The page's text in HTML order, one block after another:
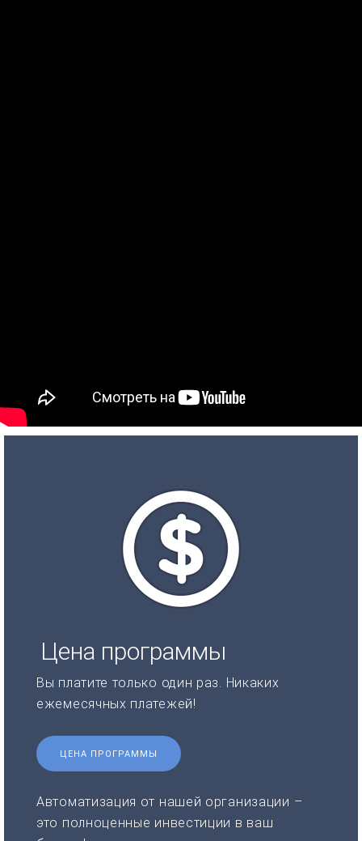
Цена программы
Вы платите только один раз. Никаких
ежемесячных платежей!
ЦЕНА ПРОГРАММЫ
Автоматизация от нашей организации –
это полноценные инвестиции в ваш